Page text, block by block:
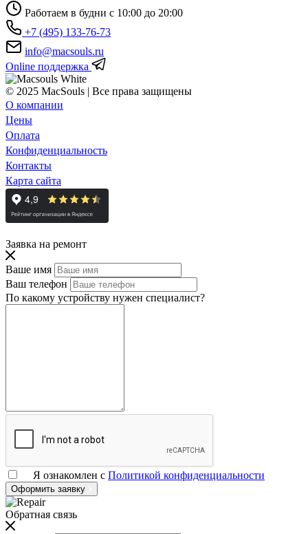
Работаем в будни с 10:00 до 20:00
+7 (495) 133-76-73
info@macsouls.ru
Online поддержка
© 2025 MacSouls | Все права защищены
О компании
Цены
Оплата
Конфиденциальность
Контакты
Карта сайта
Заявка на ремонт
Ваше имя
Ваш телефон
По какому устройству нужен специалист?
Я ознакомлен с Политикой конфиденциальности
Оформить заявку
Обратная связь